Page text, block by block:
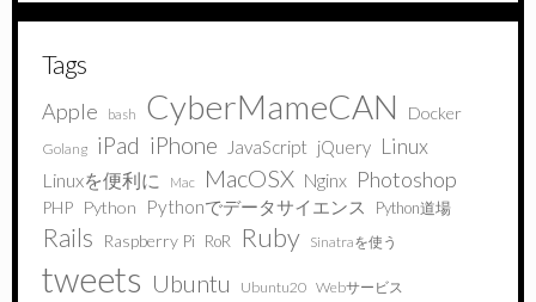
Tags
Apple bash CyberMameCAN Docker
Golang iPad iPhone JavaScript jQuery Linux
Linuxを便利に Mac MacOSX Nginx Photoshop
PHP Python Pythonでデータサイエンス Python道場
Rails Raspberry Pi RoR Ruby Sinatraを使う
tweets Ubuntu Ubuntu20 Webサービス